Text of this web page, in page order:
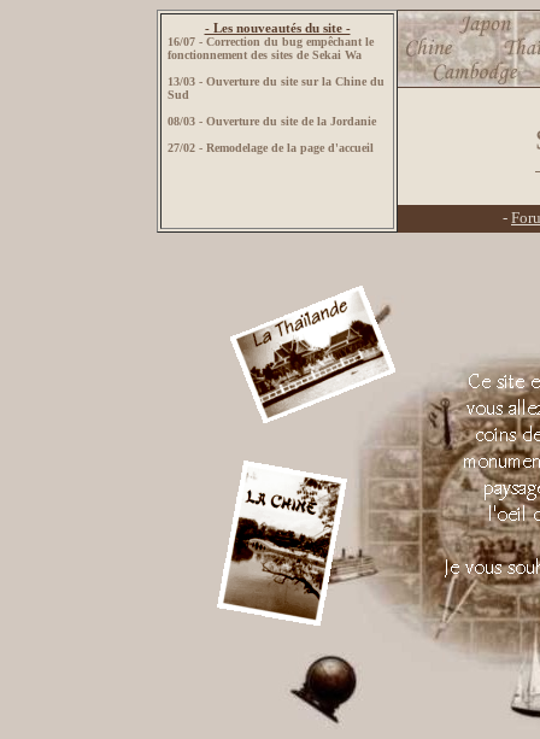
- Les nouveautés du site -
16/07 - Correction du bug empêchant le
fonctionnement des sites de Sekai Wa
13/03 - Ouverture du site sur la Chine du
Sud
08/03 - Ouverture du site de la Jordanie
27/02 - Remodelage de la page d'accueil
-